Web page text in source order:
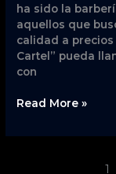
ha sido la
aquellos que
calidad a precios
Cartel” pueda
con
Read More »
1